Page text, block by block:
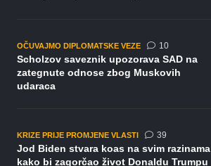
OČUVAJMO DIPLOMATSKE VEZE 10komentara
Scholzov saveznik upozorava SAD na
zategnute odnose zbog Muskovih
udaraca
KRIZE PRIJE PROMJENE VLASTI 39komentara
Jod Biden stvara koas na svim razinama
kako bi zagorčao život Donaldu Trumpu